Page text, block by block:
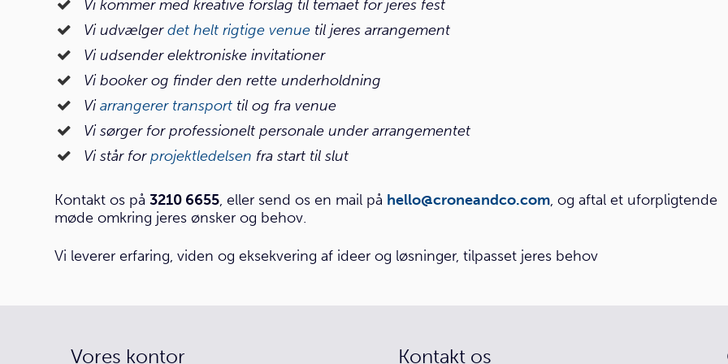
Vi kommer med kreative forslag til temaet for jeres fest
Vi udvælgerdet helt rigtige venue til jeres arrangement
Vi udsender elektroniske invitationer
Vi booker og finder den rette underholdning
Viarrangerer transport til og fra venue
Vi sørger for professionelt personale under arrangementet
Vi står forprojektledelsen fra start til slut
Kontakt os på3210 6655, eller send os en mail på hello@croneandco.com, og aftal et uforpligtende
møde omkring jeres ønsker og behov.
Vi leverer erfaring, viden og eksekvering af ideer og løsninger, tilpasset jeres behov
Vores kontor Kontakt os